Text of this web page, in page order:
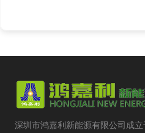
深圳市鸿嘉利新能源有限公司成立